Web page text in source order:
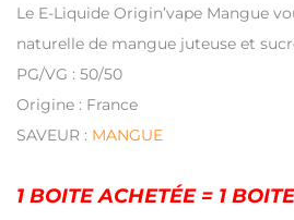
Le E-Liquide Origin’vape Mangue
naturelle de mangue juteuse et
PG/VG : 50/50
Origine : France
SAVEUR : MANGUE
1 BOITE ACHETÉE = 1